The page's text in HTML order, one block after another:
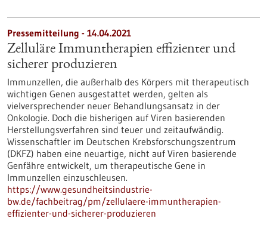
Pressemitteilung - 14.04.2021
Zelluläre Immuntherapien effizienter und
sicherer produzieren
Immunzellen, die außerhalb des Körpers mit therapeutisch
wichtigen Genen ausgestattet werden, gelten als
vielversprechender neuer Behandlungsansatz in der
Onkologie. Doch die bisherigen auf Viren basierenden
Herstellungsverfahren sind teuer und zeitaufwändig.
Wissenschaftler im Deutschen Krebsforschungszentrum
(DKFZ) haben eine neuartige, nicht auf Viren basierende
Genfähre entwickelt, um therapeutische Gene in
Immunzellen einzuschleusen.
https://www.gesundheitsindustrie-
bw.de/fachbeitrag/pm/zellulaere-immuntherapien-
effizienter-und-sicherer-produzieren